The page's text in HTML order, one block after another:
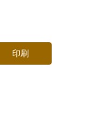
印刷